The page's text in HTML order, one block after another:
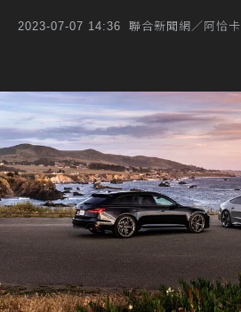
2023-07-07 14:36 聯合新聞網／阿恰卡